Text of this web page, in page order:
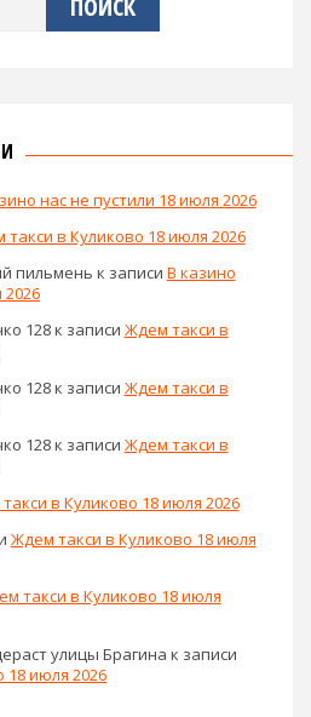
нас не пустили 18 июля 2026
в Куликово 18 июля 2026
пильмень к записи В казино
2026
128к записи Ждем такси в
128к записи Ждем такси в
128к записи Ждем такси в
в Куликово 18 июля 2026
Ждем такси в Куликово 18 июля
такси в Куликово 18 июля
улицы Брагина к записи
18 июля 2026